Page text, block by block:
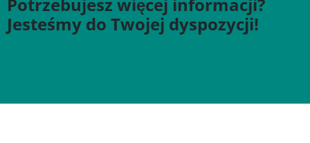
Potrzebujesz więcej informacji?
Jesteśmy do Twojej dyspozycji!